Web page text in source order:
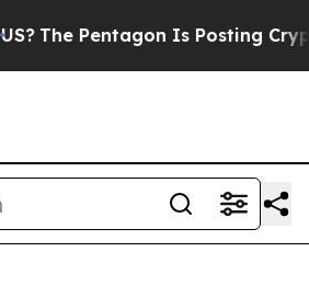
The Pentagon Is Posting